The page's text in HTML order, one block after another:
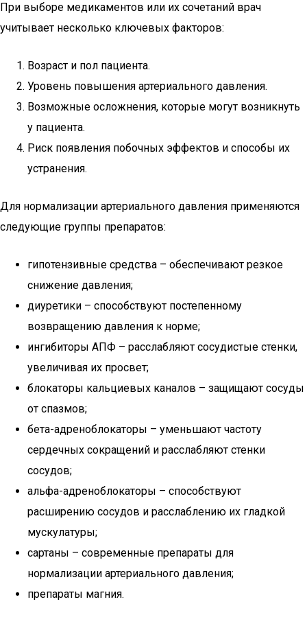
При выборе медикаментов или их сочетаний врач
учитывает несколько ключевых факторов:
Возраст и пол пациента.
Уровень повышения артериального давления.
Возможные осложнения, которые могут возникнуть
у пациента.
Риск появления побочных эффектов и способы их
устранения.
Для нормализации артериального давления применяются
следующие группы препаратов:
гипотензивные средства – обеспечивают резкое
снижение давления;
диуретики – способствуют постепенному
возвращению давления к норме;
ингибиторы АПФ – расслабляют сосудистые стенки,
увеличивая их просвет;
блокаторы кальциевых каналов – защищают сосуды
от спазмов;
бета-адреноблокаторы – уменьшают частоту
сердечных сокращений и расслабляют стенки
сосудов;
альфа-адреноблокаторы – способствуют
расширению сосудов и расслаблению их гладкой
мускулатуры;
сартаны – современные препараты для
нормализации артериального давления;
препараты магния.